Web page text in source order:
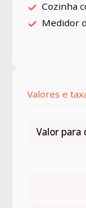
Cozinha
Medidor
Valores e
Valor para